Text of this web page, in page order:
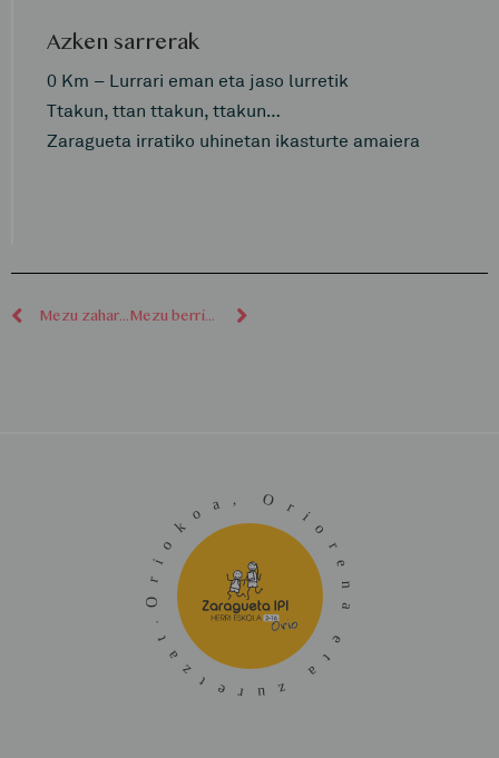
Azken sarrerak
0 Km – Lurrari eman eta jaso lurretik
Ttakun, ttan ttakun, ttakun…
Zaragueta irratiko uhinetan ikasturte amaiera
Mezu zaharragoak Mezu berriagoak